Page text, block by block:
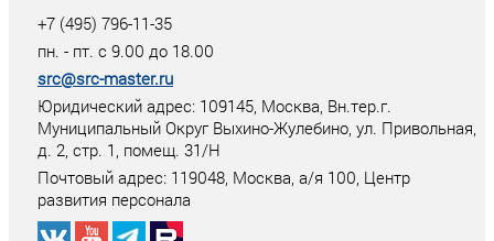
+7 (495) 796-11-35
пн. - пт. с 9.00 до 18.00
src@src-master.ru
Юридический адрес: 109145, Москва, Вн.тер.г.
Муниципальный Округ Выхино-Жулебино, ул. Привольная,
д. 2, стр. 1, помещ. 31/Н
Почтовый адрес: 119048, Москва, а/я 100, Центр
развития персонала